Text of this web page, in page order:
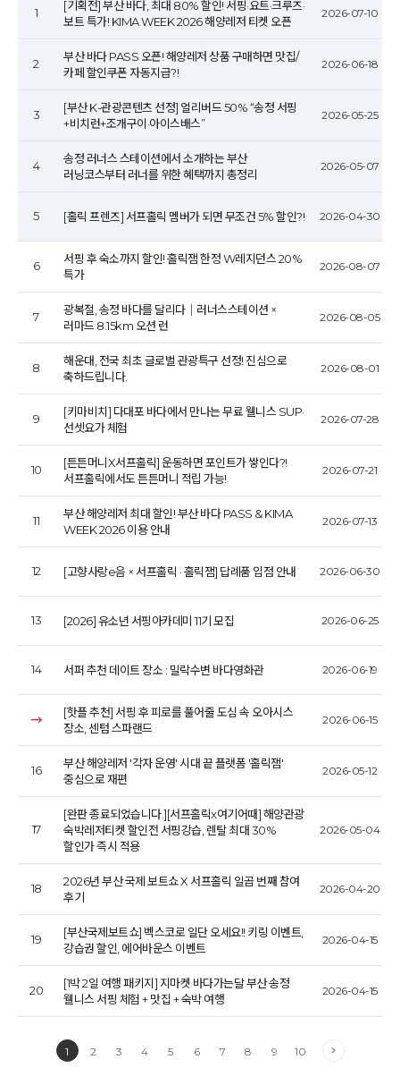
1
[기획전] 부산 바다, 최대 80% 할인! 서핑·요트·크루즈·
보트 특가! KIMA WEEK 2026 해양레저 티켓 오픈
2026-07-10
2
부산 바다 PASS 오픈! 해양레저 상품 구매하면 맛집/
카페 할인쿠폰 자동지급?!
2026-06-18
3
[부산 K-관광콘텐츠 선정] 얼리버드 50% “송정 서핑
+비치런+조개구이·아이스배스”
2026-05-25
4
송정 러너스 스테이션에서 소개하는 부산
러닝코스부터 러너를 위한 혜택까지 총정리
2026-05-07
5 [홀릭 프렌즈] 서프홀릭 멤버가 되면 무조건 5% 할인?! 2026-04-30
6
서핑 후 숙소까지 할인! 홀릭잼 한정 W레지던스 20%
특가
2026-08-07
7
광복절, 송정 바다를 달리다｜러너스스테이션 ×
러마드 8.15km 오션 런
2026-08-05
8
해운대, 전국 최초 글로벌 관광특구 선정! 진심으로
축하드립니다.
2026-08-01
9
[키마비치] 다대포 바다에서 만나는 무료 웰니스 SUP·
선셋요가 체험
2026-07-28
10
[튼튼머니X서프홀릭] 운동하면 포인트가 쌓인다?!
서프홀릭에서도 튼튼머니 적립 가능!
2026-07-21
11
부산 해양레저 최대 할인! 부산 바다 PASS & KIMA
WEEK 2026 이용 안내
2026-07-13
12 [고향사랑e음 × 서프홀릭 · 홀릭잼] 답례품 입점 안내 2026-06-30
13 [2026] 유소년 서핑아카데미 11기 모집 2026-06-25
14 서퍼 추천 데이트 장소 : 밀락수변 바다영화관 2026-06-19
→
[핫플 추천] 서핑 후 피로를 풀어줄 도심 속 오아시스
장소, 센텀 스파랜드
2026-06-15
16
부산 해양레저 '각자 운영' 시대 끝 플랫폼 '홀릭잼'
중심으로 재편
2026-05-12
17
[완판 종료되었습니다.][서프홀릭x여기어때] 해양관광
숙박레저티켓 할인전 서핑강습, 렌탈 최대 30%
할인가 즉시 적용
2026-05-04
18
2026년 부산 국제 보트쇼 X 서프홀릭 일곱 번째 참여
후기
2026-04-20
19
[부산국제보트쇼] 벡스코로 일단 오세요!! 키링 이벤트,
강습권 할인, 에어바운스 이벤트
2026-04-15
20
[1박 2일 여행 패키지] 지마켓 바다가는달 부산 송정
웰니스 서핑 체험 + 맛집 + 숙박 여행
2026-04-15
1 2 3 4 5 6 7 8 9 10